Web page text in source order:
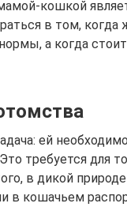
кошкой
в том, когда
а когда
ей
требуется для
в дикой природе
кошачьем